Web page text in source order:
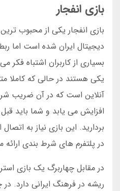
بازی انفجار
بازی انفجار یکی از محبوب
دیجیتال ایران شده است اما
بسیاری از کاربران اشتباه فکر
یکی هستند در حالی که کاملا
آنلاین است که در آن ضریب
افزایش می یابد و شما باید
بردارید. این بازی نیاز به
در پلتفرم های شرط بندی
در مقابل چهاربرگ یک بازی